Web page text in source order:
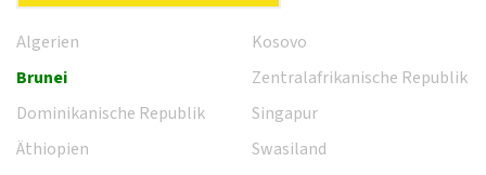
Algerien
Brunei
Dominikanische Republik
Äthiopien
Kosovo
Zentralafrikanische Republik
Singapur
Swasiland